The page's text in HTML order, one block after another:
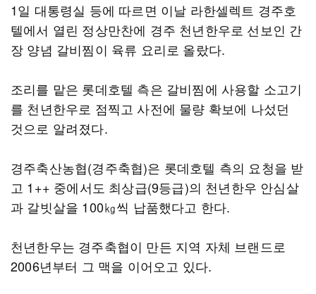
1일 대통령실 등에 따르면 이날 라한셀렉트 경주호
텔에서 열린 정상만찬에 경주 천년한우로 선보인 간
장 양념 갈비찜이 육류 요리로 올랐다.
조리를 맡은 롯데호텔 측은 갈비찜에 사용할 소고기
를 천년한우로 점찍고 사전에 물량 확보에 나섰던
것으로 알려졌다.
경주축산농협(경주축협)은 롯데호텔 측의 요청을 받
고 1++ 중에서도 최상급(9등급)의 천년한우 안심살
과 갈빗살을 100㎏씩 납품했다고 한다.
천년한우는 경주축협이 만든 지역 자체 브랜드로
2006년부터 그 맥을 이어오고 있다.